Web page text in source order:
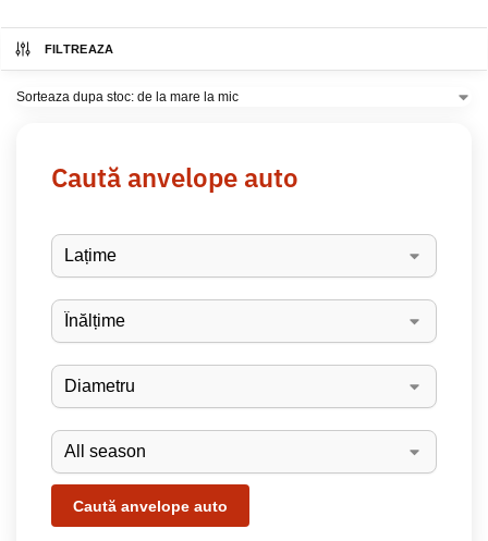
FILTREAZA
Caută anvelope auto